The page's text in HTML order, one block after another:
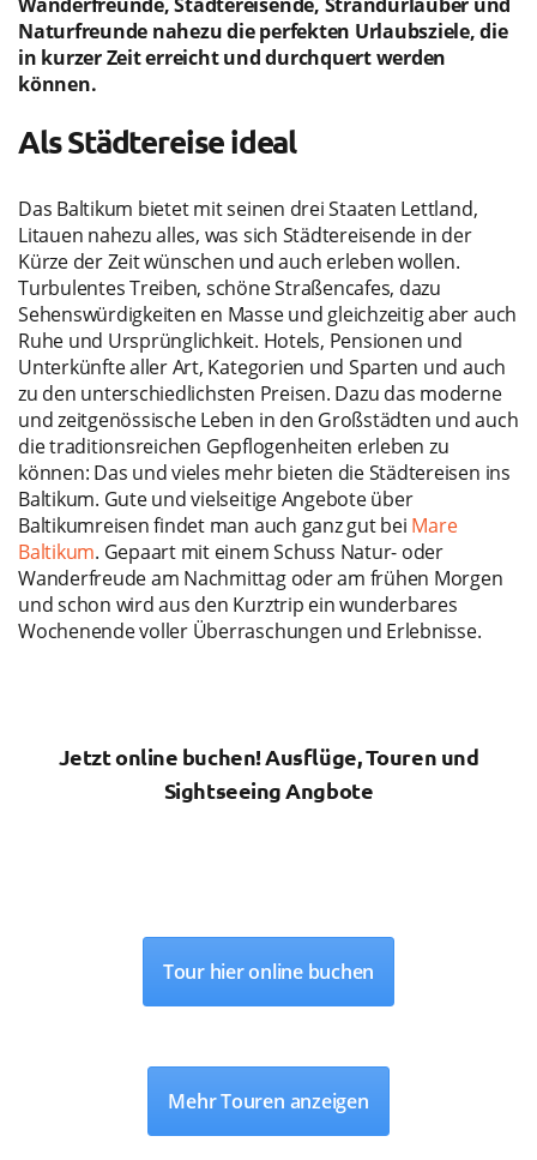
Naturfreunde nahezu die perfekten Urlaubsziele, die
in kurzer Zeit erreicht und durchquert werden
können.
Als Städtereise ideal
Das Baltikum bietet mit seinen drei Staaten Lettland,
Litauen nahezu alles, was sich Städtereisende in der
Kürze der Zeit wünschen und auch erleben wollen.
Turbulentes Treiben, schöne Straßencafes, dazu
Sehenswürdigkeiten en Masse und gleichzeitig aber auch
Ruhe und Ursprünglichkeit. Hotels, Pensionen und
Unterkünfte aller Art, Kategorien und Sparten und auch
zu den unterschiedlichsten Preisen. Dazu das moderne
und zeitgenössische Leben in den Großstädten und auch
die traditionsreichen Gepflogenheiten erleben zu
können: Das und vieles mehr bieten die Städtereisen ins
Baltikum. Gute und vielseitige Angebote über
Baltikumreisen findet man auch ganz gut bei Mare
Baltikum. Gepaart mit einem Schuss Natur- oder
Wanderfreude am Nachmittag oder am frühen Morgen
und schon wird aus den Kurztrip ein wunderbares
Wochenende voller Überraschungen und Erlebnisse.
Jetzt online buchen!Ausflüge, Touren und
Sightseeing Angbote
Tour hier online buchen
Mehr Touren anzeigen